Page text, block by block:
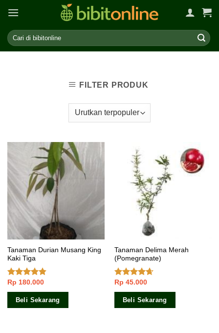
content
FILTER PRODUK
Tanaman Durian Musang King
Kaki Tiga
Dinilai
4.50dari 5
Rp 180.000
Beli Sekarang
Tanaman Delima Merah
(Pomegranate)
Dinilai
4.33dari
Rp 45.000
Beli Sekarang